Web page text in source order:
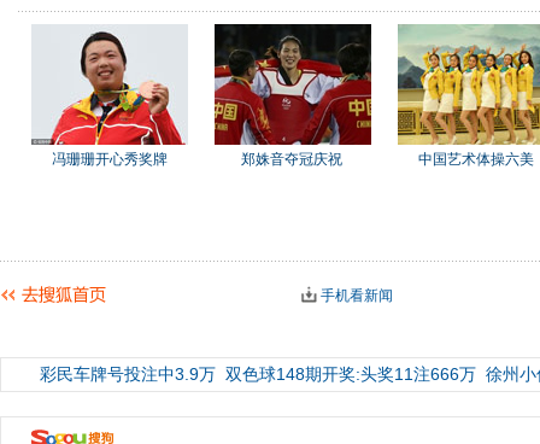
冯珊珊开心秀奖牌 郑姝音夺冠庆祝 中国艺术体操六美
手机看新闻
彩民车牌号投注中3.9万 双色球148期开奖:头奖11注666万 徐州